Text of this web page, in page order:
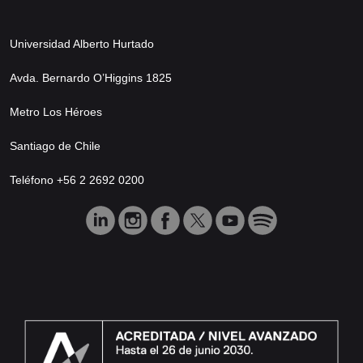
Universidad Alberto Hurtado
Avda. Bernardo O’Higgins 1825
Metro Los Héroes
Santiago de Chile
Teléfono +56 2 2692 0200